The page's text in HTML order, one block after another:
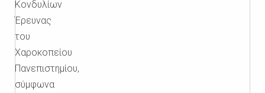
Κονδυλίων
Έρευνας
του
Χαροκοπείου
Πανεπιστημίου,
σύμφωνα